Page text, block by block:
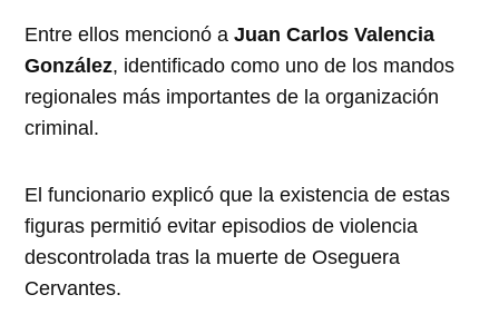
Entre ellos mencionó aJuan Carlos Valencia
González, identificado como uno de los mandos
regionales más importantes de la organización
criminal.
El funcionario explicó que la existencia de estas
figuras permitió evitar episodios de violencia
descontrolada tras la muerte de Oseguera
Cervantes.